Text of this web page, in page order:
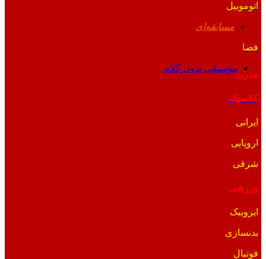
اتوموبیل
مسابقه‌ای
فضا
موسیقی بدون کلام
مدرن
کلاسیک
ایرانی
اروپایی
شرقی
ورزشی
ایروبیک
بدنسازی
فوتبال